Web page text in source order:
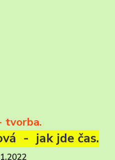
tvorba.
- jak jde čas.